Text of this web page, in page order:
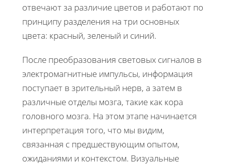
отвечают за различие цветов и работают по
принципу разделения на три основных
цвета: красный, зеленый и синий.
После преобразования световых сигналов в
электромагнитные импульсы, информация
поступает в зрительный нерв, а затем в
различные отделы мозга, такие как кора
головного мозга. На этом этапе начинается
интерпретация того, что мы видим,
связанная с предшествующим опытом,
ожиданиями и контекстом. Визуальные